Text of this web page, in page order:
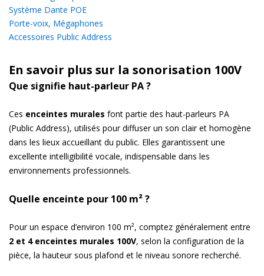
Enceinte murale Bass System 40W en 100V
ONDE880W
Enceinte audio 6.25/12.5/25/50W ligne 100V
JS-EST10TB
Enceinte satellite 10W en ligne 100V
Enceinte sono murale 40W blanche
Système Dante POE
Porte-voix, Mégaphones
Accessoires Public Address
En savoir plus sur la sonorisation 100V
Que signifie haut-parleur PA ?
Ces enceintes murales font partie des haut-parleurs PA
(Public Address), utilisés pour diffuser un son clair et homogène
dans les lieux accueillant du public. Elles garantissent une
excellente intelligibilité vocale, indispensable dans les
environnements professionnels.
Quelle enceinte pour 100 m² ?
Pour un espace d’environ 100 m², comptez généralement entre
2 et 4 enceintes murales 100V, selon la configuration de la
pièce, la hauteur sous plafond et le niveau sonore recherché.